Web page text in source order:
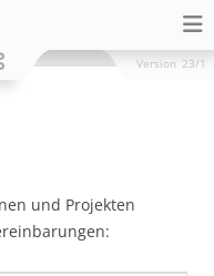
Version 23/1
und Projekten